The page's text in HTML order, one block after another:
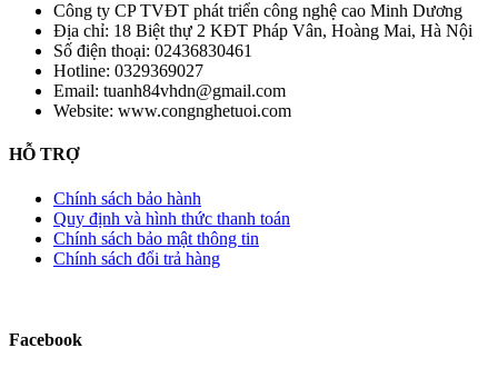
Công ty CP TVĐT phát triển công nghệ cao Minh Dương
Địa chỉ: 18 Biệt thự 2 KĐT Pháp Vân, Hoàng Mai, Hà Nội
Số điện thoại: 02436830461
Hotline: 0329369027
Email: tuanh84vhdn@gmail.com
Website: www.congnghetuoi.com
HỖ TRỢ
Chính sách bảo hành
Quy định và hình thức thanh toán
Chính sách bảo mật thông tin
Chính sách đổi trả hàng
Facebook